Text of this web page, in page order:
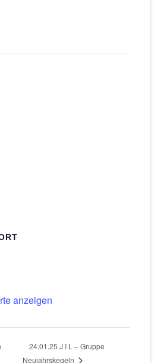
anzeigen
24.01.25 J I L – Gruppe
Neujahrskegeln